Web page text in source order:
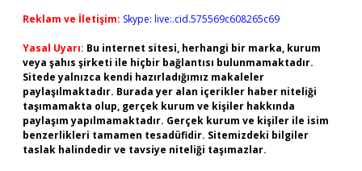
Reklam ve İletişim: Skype: live:.cid.575569c608265c69
Yasal Uyarı: Bu internet sitesi, herhangi bir marka, kurum
veya şahıs şirketi ile hiçbir bağlantısı bulunmamaktadır.
Sitede yalnızca kendi hazırladığımız makaleler
paylaşılmaktadır. Burada yer alan içerikler haber niteliği
taşımamakta olup, gerçek kurum ve kişiler hakkında
paylaşım yapılmamaktadır. Gerçek kurum ve kişiler ile isim
benzerlikleri tamamen tesadüfidir. Sitemizdeki bilgiler
taslak halindedir ve tavsiye niteliği taşımazlar.